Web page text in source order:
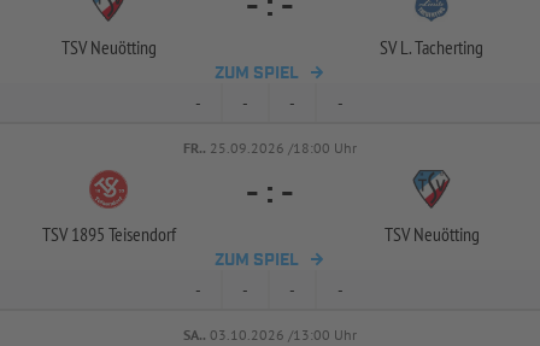
TSV Neuötting SV L. Tacherting
ZUM SPIEL
- - - -
FR.. 25.09.2026 /18:00 Uhr
TSV 1895 Teisendorf
- : -
TSV Neuötting
ZUM SPIEL
- - - -
SA.. 03.10.2026 /13:00 Uhr